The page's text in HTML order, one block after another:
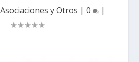
Asociaciones y Otros | 0 |